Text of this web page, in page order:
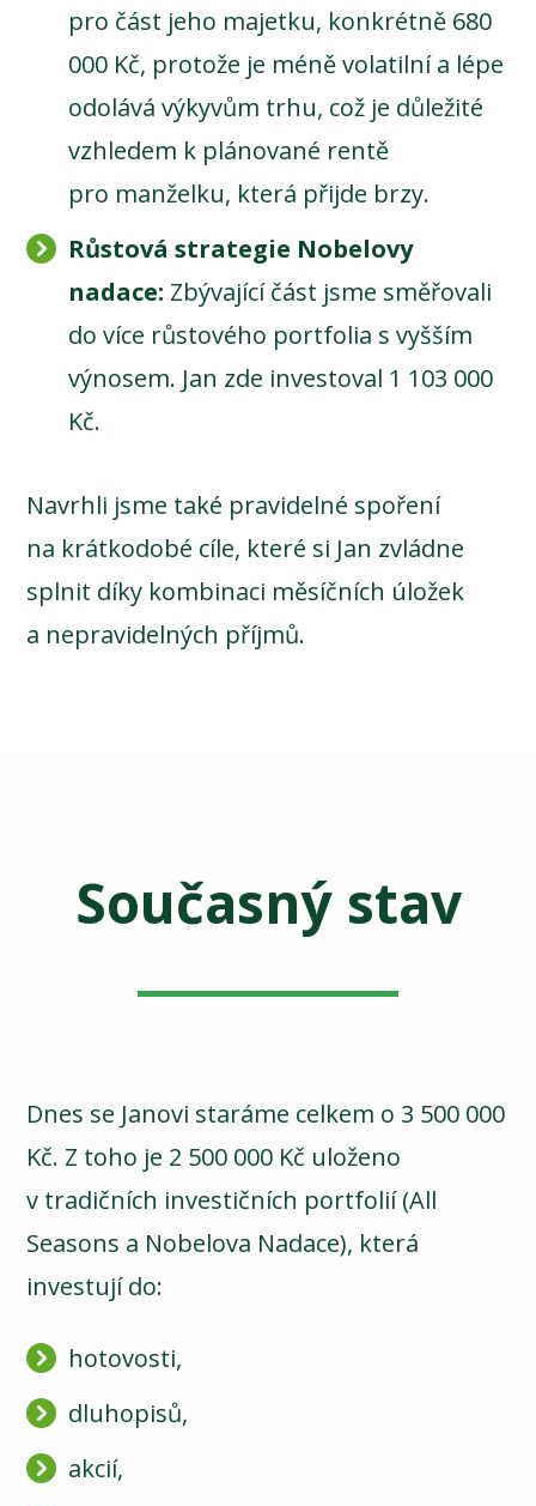
pro část jeho majetku, konkrétně 680
000 Kč, protože je méně volatilní a lépe
odolává výkyvům trhu, což je důležité
vzhledem k plánované rentě
pro manželku, která přijde brzy.
Růstová strategie Nobelovy
nadace: Zbývající část jsme směřovali
do více růstového portfolia s vyšším
výnosem. Jan zde investoval 1 103 000
Kč.
Navrhli jsme také pravidelné spoření
na krátkodobé cíle, které si Jan zvládne
splnit díky kombinaci měsíčních úložek
a nepravidelných příjmů.
Současný stav
Dnes se Janovi staráme celkem o 3 500 000
Kč. Z toho je 2 500 000 Kč uloženo
v tradičních investičních portfolií (All
Seasons a Nobelova Nadace), která
investují do:
hotovosti,
dluhopisů,
akcií,